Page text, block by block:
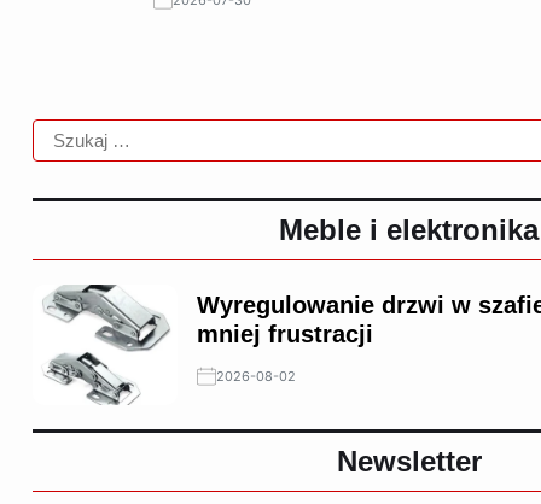
Meble i elektronika
Wyregulowanie drzwi w
mniej frustracji
2026-08-02
Newsletter